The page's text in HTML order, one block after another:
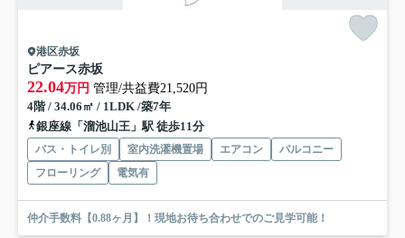
港区赤坂
ピアース赤坂
22.04万円 管理/共益費21,520円
4階 / 34.06㎡ / 1LDK /築7年
銀座線「溜池山王」駅 徒歩11分
バス・トイレ別 室内洗濯機置場 エアコン
バルコニー
フローリング
電気有
仲介手数料【0.88ヶ月】！現地お待ち合わせでのご見学可能！